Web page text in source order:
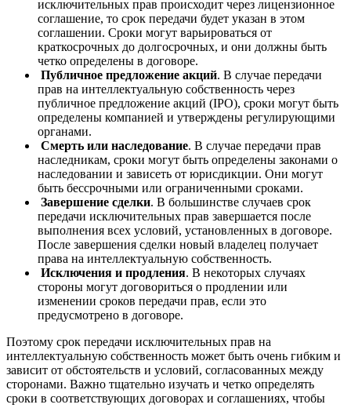
исключительных прав происходит через лицензионное
соглашение, то срок передачи будет указан в этом
соглашении. Сроки могут варьироваться от
краткосрочных до долгосрочных, и они должны быть
четко определены в договоре.
Публичное предложение акций. В случае передачи
прав на интеллектуальную собственность через
публичное предложение акций (IPO), сроки могут быть
определены компанией и утверждены регулирующими
органами.
Смерть или наследование. В случае передачи прав
наследникам, сроки могут быть определены законами о
наследовании и зависеть от юрисдикции. Они могут
быть бессрочными или ограниченными сроками.
Завершение сделки. В большинстве случаев срок
передачи исключительных прав завершается после
выполнения всех условий, установленных в договоре.
После завершения сделки новый владелец получает
права на интеллектуальную собственность.
Исключения и продления. В некоторых случаях
стороны могут договориться о продлении или
изменении сроков передачи прав, если это
предусмотрено в договоре.
Поэтому срок передачи исключительных прав на
интеллектуальную собственность может быть очень гибким и
зависит от обстоятельств и условий, согласованных между
сторонами. Важно тщательно изучать и четко определять
сроки в соответствующих договорах и соглашениях, чтобы